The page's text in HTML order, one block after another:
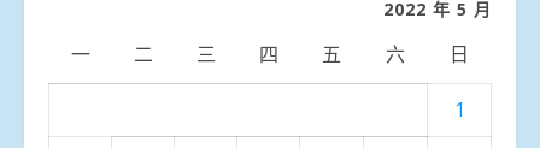
2022 年 5 月
一 二 三 四 五 六 日
1